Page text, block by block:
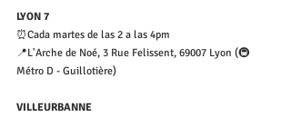
LYON 7
⏰Cada martes de las 2 a las 4pm
📍L'Arche de Noé, 3 Rue Felissent, 69007 Lyon (🚇
Métro D - Guillotière)
VILLEURBANNE